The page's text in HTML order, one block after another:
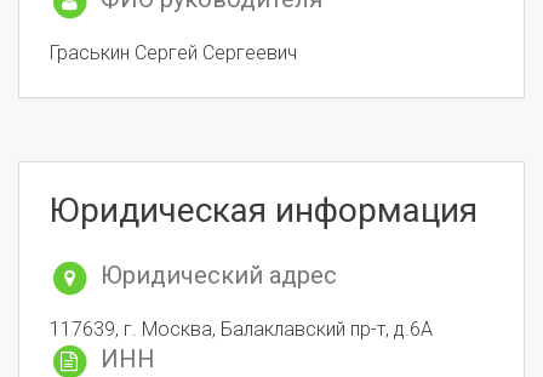
Граськин Сергей Сергеевич
Юридическая информация
Юридический адрес
117639, г. Москва, Балаклавский пр-т, д.6А
ИНН